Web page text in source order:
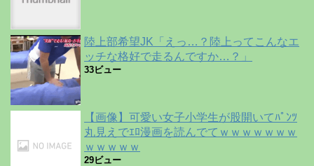
陸上部希望JK「えっ…？陸上ってこんなエ
ッチな格好で走るんですか…？」
33ビュー
【画像】可愛い女子小学生が股開いてﾊﾟﾝﾂ
丸見えでｴﾛ漫画を読んでてｗｗｗｗｗｗｗ
ｗｗｗｗｗ
29ビュー